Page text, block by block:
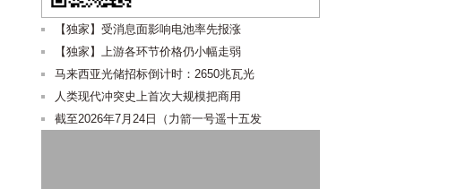
【独家】受消息面影响电池率先报涨
【独家】上游各环节价格仍小幅走弱
马来西亚光储招标倒计时：2650兆瓦光
人类现代冲突史上首次大规模把商用
截至2026年7月24日（力箭一号遥十五发